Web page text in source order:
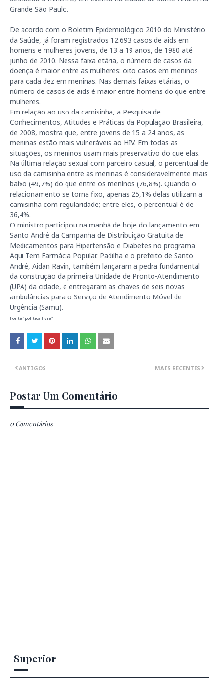
Grande São Paulo.
De acordo com o Boletim Epidemiológico 2010 do Ministério
da Saúde, já foram registrados 12.693 casos de aids em
homens e mulheres jovens, de 13 a 19 anos, de 1980 até
junho de 2010. Nessa faixa etária, o número de casos da
doença é maior entre as mulheres: oito casos em meninos
para cada dez em meninas. Nas demais faixas etárias, o
número de casos de aids é maior entre homens do que entre
mulheres.
Em relação ao uso da camisinha, a Pesquisa de
Conhecimentos, Atitudes e Práticas da População Brasileira,
de 2008, mostra que, entre jovens de 15 a 24 anos, as
meninas estão mais vulneráveis ao HIV. Em todas as
situações, os meninos usam mais preservativo do que elas.
Na última relação sexual com parceiro casual, o percentual de
uso da camisinha entre as meninas é consideravelmente mais
baixo (49,7%) do que entre os meninos (76,8%). Quando o
relacionamento se torna fixo, apenas 25,1% delas utilizam a
camisinha com regularidade; entre eles, o percentual é de
36,4%.
O ministro participou na manhã de hoje do lançamento em
Santo André da Campanha de Distribuição Gratuita de
Medicamentos para Hipertensão e Diabetes no programa
Aqui Tem Farmácia Popular. Padilha e o prefeito de Santo
André, Aidan Ravin, também lançaram a pedra fundamental
da construção da primeira Unidade de Pronto-Atendimento
(UPA) da cidade, e entregaram as chaves de seis novas
ambulâncias para o Serviço de Atendimento Móvel de
Urgência (Samu).
Fonte "política livre"
MAIS RECENTES
ANTIGOS
Postar Um Comentário
0 Comentários
Superior